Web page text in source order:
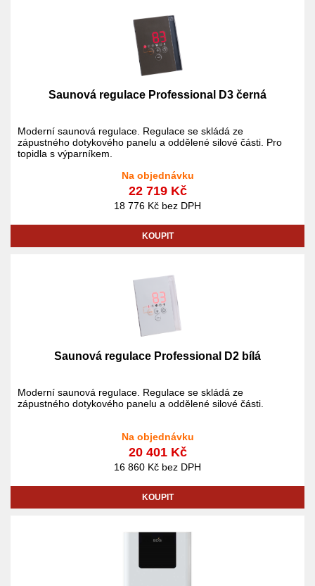
Saunová regulace Professional D3 černá
Moderní saunová regulace. Regulace se skládá ze
zápustného dotykového panelu a oddělené silové části. Pro
topidla s výparníkem.
Na objednávku
22 719 Kč
18 776 Kč bez DPH
KOUPIT
Saunová regulace Professional D2 bílá
Moderní saunová regulace. Regulace se skládá ze
zápustného dotykového panelu a oddělené silové části.
Na objednávku
20 401 Kč
16 860 Kč bez DPH
KOUPIT